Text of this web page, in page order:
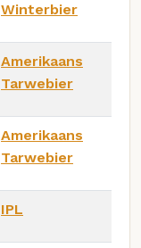
Winterbier
Amerikaans
Tarwebier
Amerikaans
Tarwebier
IPL